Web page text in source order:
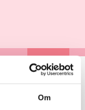
Om
I KONSTENS
5.1.KL.16